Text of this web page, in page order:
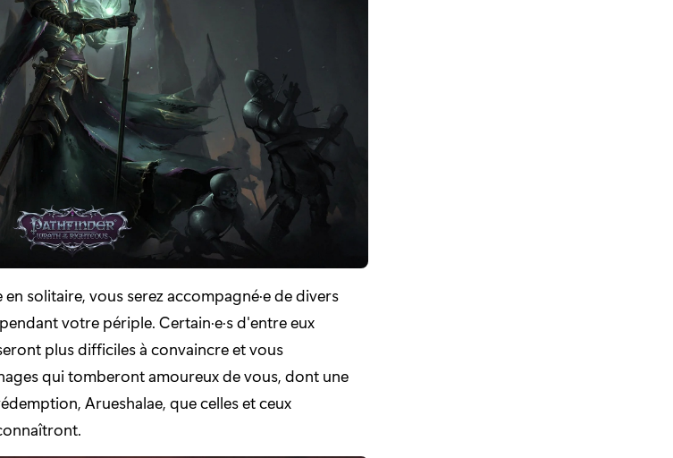
solitaire, vous serez accompagné·e de divers
votre périple. Certain·e·s d'entre eux
plus difficiles à convaincre et vous
qui tomberont amoureux de vous, dont une
Arueshalae, que celles et ceux